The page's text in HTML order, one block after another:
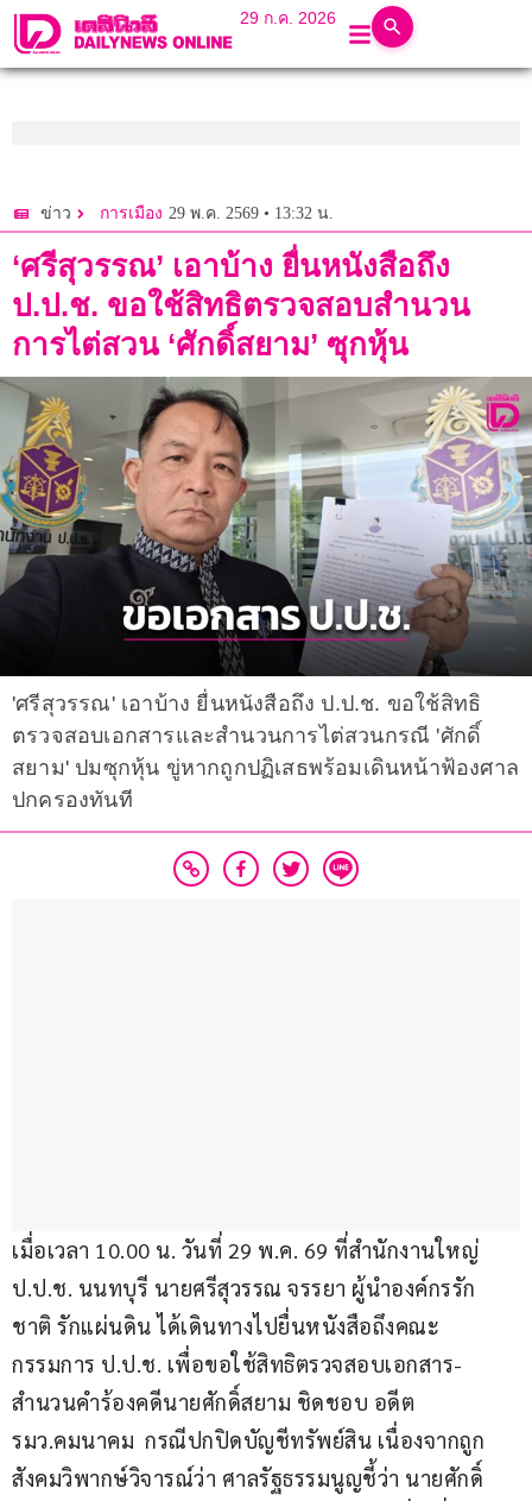
29 ก.ค. 2026
ข่าว การเมือง 29 พ.ค. 2569 • 13:32 น.
‘ศรีสุวรรณ’ เอาบ้าง ยื่นหนังสือถึง
ป.ป.ช. ขอใช้สิทธิตรวจสอบสำนวน
การไต่สวน ‘ศักดิ์สยาม’ ซุกหุ้น
'ศรีสุวรรณ' เอาบ้าง ยื่นหนังสือถึง ป.ป.ช. ขอใช้สิทธิ
ตรวจสอบเอกสารและสำนวนการไต่สวนกรณี 'ศักดิ์
สยาม' ปมซุกหุ้น ขู่หากถูกปฏิเสธพร้อมเดินหน้าฟ้องศาล
ปกครองทันที
เมื่อเวลา 10.00 น. วันที่ 29 พ.ค. 69 ที่สำนักงานใหญ่
ป.ป.ช. นนทบุรี นายศรีสุวรรณ จรรยา ผู้นำองค์กรรัก
ชาติ รักแผ่นดิน ได้เดินทางไปยื่นหนังสือถึงคณะ
กรรมการ ป.ป.ช. เพื่อขอใช้สิทธิตรวจสอบเอกสาร-
สำนวนคำร้องคดีนายศักดิ์สยาม ชิดชอบ อดีต
รมว.คมนาคม  กรณีปกปิดบัญชีทรัพย์สิน เนื่องจากถูก
สังคมวิพากษ์วิจารณ์ว่า ศาลรัฐธรรมนูญชี้ว่า นายศักดิ์